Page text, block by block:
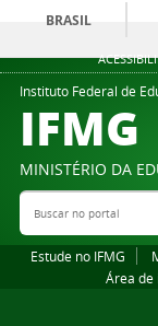
BRASIL
Instituto Federal de
IFMG
MINISTÉRIO DA
Buscar no portal
Estude no IFMG
Área de